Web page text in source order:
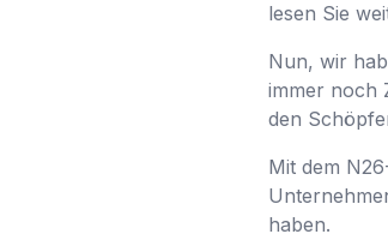
lesen Sie
Nun, wir
immer noch
den
Mit dem
haben.